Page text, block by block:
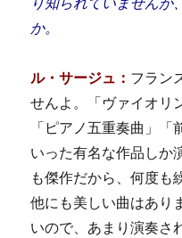
り知られていませんが
か。
ル・サージュ： フラン
せんよ。「ヴァイオリ
「ピアノ五重奏曲」
いった有名な作品しか
も傑作だから、何度も
他にも美しい曲はあり
いので、あまり演奏さ